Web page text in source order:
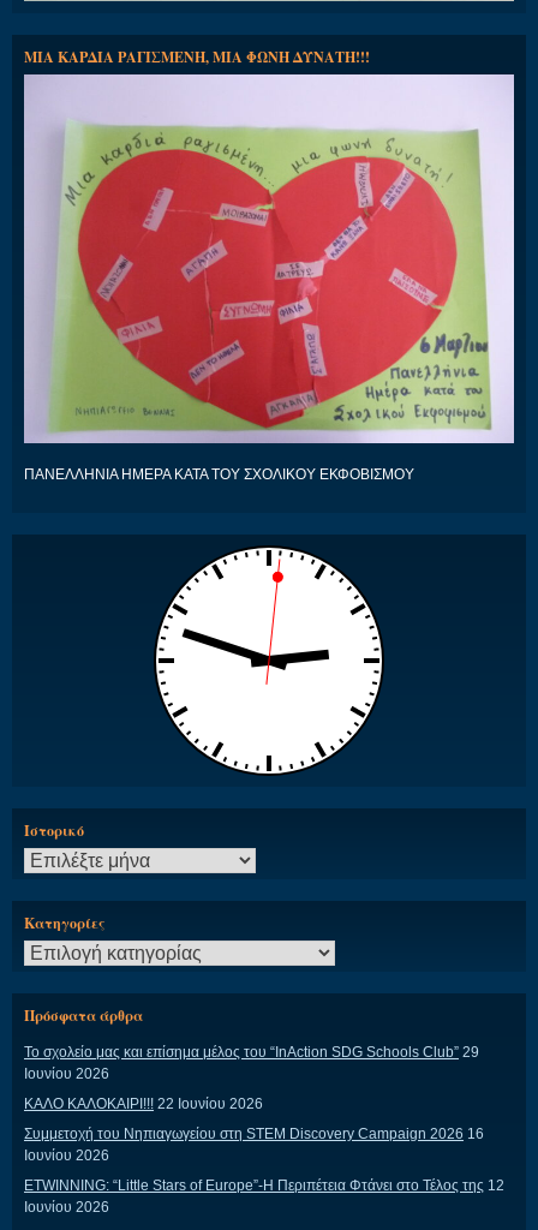
ΜΙΑ ΚΑΡΔΙΑ ΡΑΓΙΣΜΕΝΗ, ΜΙΑ ΦΩΝΗ ΔΥΝΑΤΗ!!!
ΠΑΝΕΛΛΗΝΙΑ ΗΜΕΡΑ ΚΑΤΑ ΤΟΥ ΣΧΟΛΙΚΟΥ ΕΚΦΟΒΙΣΜΟΥ
Ιστορικό
Ιστορικό
Kατηγορίες
Kατηγορίες
Πρόσφατα άρθρα
Το σχολείο μας και επίσημα μέλος του “InAction SDG Schools Club” 29
Ιουνίου 2026
ΚΑΛΟ ΚΑΛΟΚΑΙΡΙ!!! 22 Ιουνίου 2026
Συμμετοχή του Νηπιαγωγείου στη STEM Discovery Campaign 2026 16
Ιουνίου 2026
ETWINNING: “Little Stars of Europe”-Η Περιπέτεια Φτάνει στο Τέλος της 12
Ιουνίου 2026